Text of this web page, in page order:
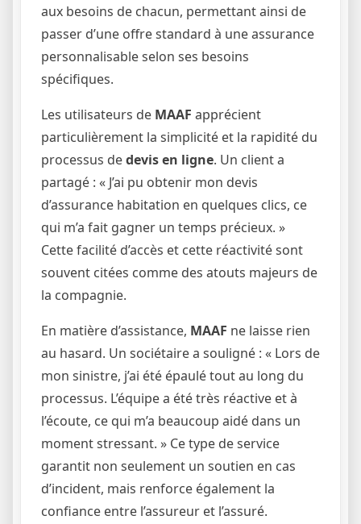
aux besoins de chacun, permettant ainsi de
passer d’une offre standard à une assurance
personnalisable selon ses besoins
spécifiques.
Les utilisateurs de MAAF apprécient
particulièrement la simplicité et la rapidité du
processus dedevis en ligne. Un client a
partagé : « J’ai pu obtenir mon devis
d’assurance habitation en quelques clics, ce
qui m’a fait gagner un temps précieux. »
Cette facilité d’accès et cette réactivité sont
souvent citées comme des atouts majeurs de
la compagnie.
En matière d’assistance, MAAF ne laisse rien
au hasard. Un sociétaire a souligné : « Lors de
mon sinistre, j’ai été épaulé tout au long du
processus. L’équipe a été très réactive et à
l’écoute, ce qui m’a beaucoup aidé dans un
moment stressant. » Ce type de service
garantit non seulement un soutien en cas
d’incident, mais renforce également la
confiance entre l’assureur et l’assuré.